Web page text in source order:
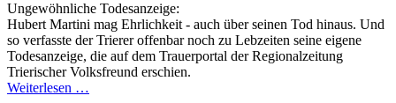
Ungewöhnliche Todesanzeige:
Hubert Martini mag Ehrlichkeit - auch über seinen Tod hinaus. Und
so verfasste der Trierer offenbar noch zu Lebzeiten seine eigene
Todesanzeige, die auf dem Trauerportal der Regionalzeitung
Trierischer Volksfreund erschien.
Weiterlesen …